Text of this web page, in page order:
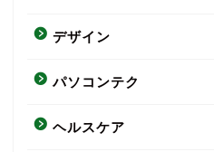
デザイン
パソコンテク
ヘルスケア